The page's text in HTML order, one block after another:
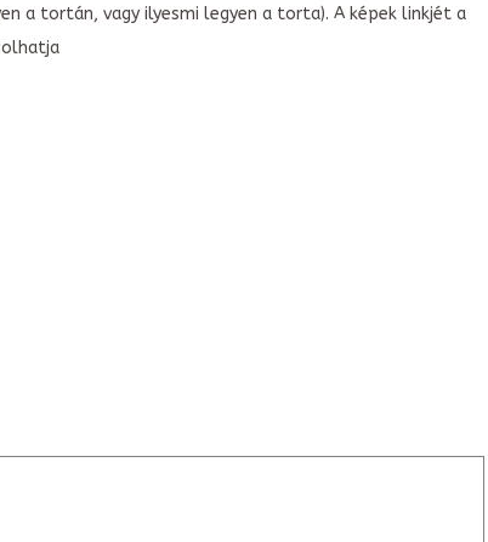
a tortán, vagy ilyesmi legyen a torta). A képek linkjét a